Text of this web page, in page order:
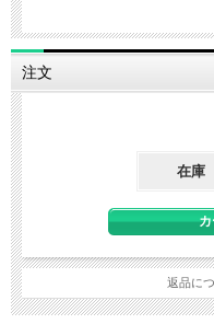
ビート、だいこん、小松菜、紫い
ース、ごぼう
◆栄養成分(190g当たり)
物繊維 2.4g、ナトリウム 84mg、
カリウム 810mg、鉄 0.7mg、マ
2.0mg、 ビタミンK 16μg、葉酸
β-カロテン 3500-16000μg、ショ
◆お問い合わせ先
カゴメお客様相談センター
TEL：0120-401-831
注文
在庫
返品に